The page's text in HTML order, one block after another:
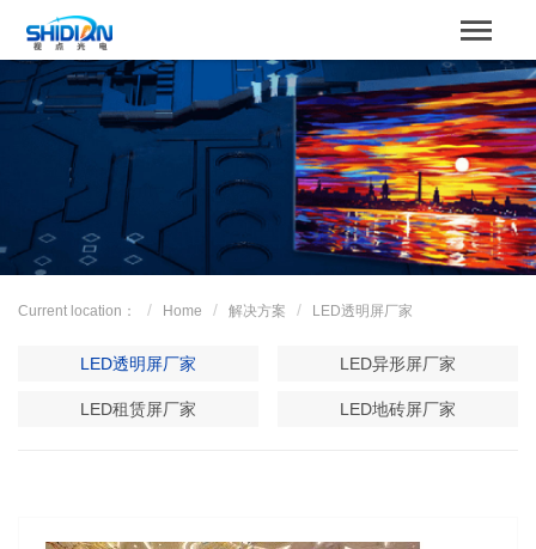
Home
关于我们
Product
Case
Current location： Home 解决方案 LED透明屏厂家
LED透明屏厂家 LED异形屏厂家
LED租赁屏厂家 LED地砖屏厂家